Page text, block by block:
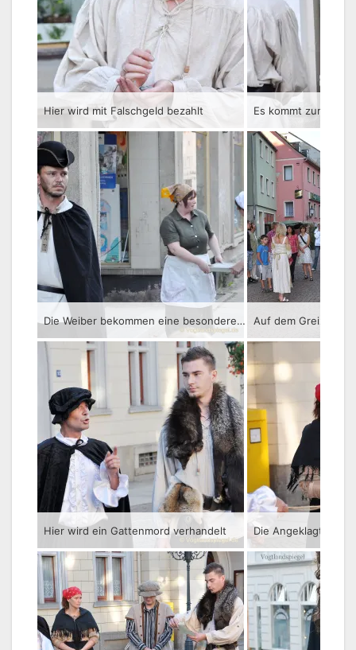
Hier wird mit Falschgeld bezahlt Es kommt zur
Die Weiber bekommen eine besondere Strafe verhangen Auf dem Greizer
Hier wird ein Gattenmord verhandelt Die Angeklagte und